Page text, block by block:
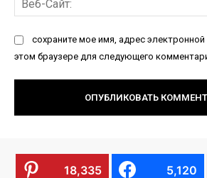
сохраните мое имя, адрес
этом браузере для следующего
18,335 5,120